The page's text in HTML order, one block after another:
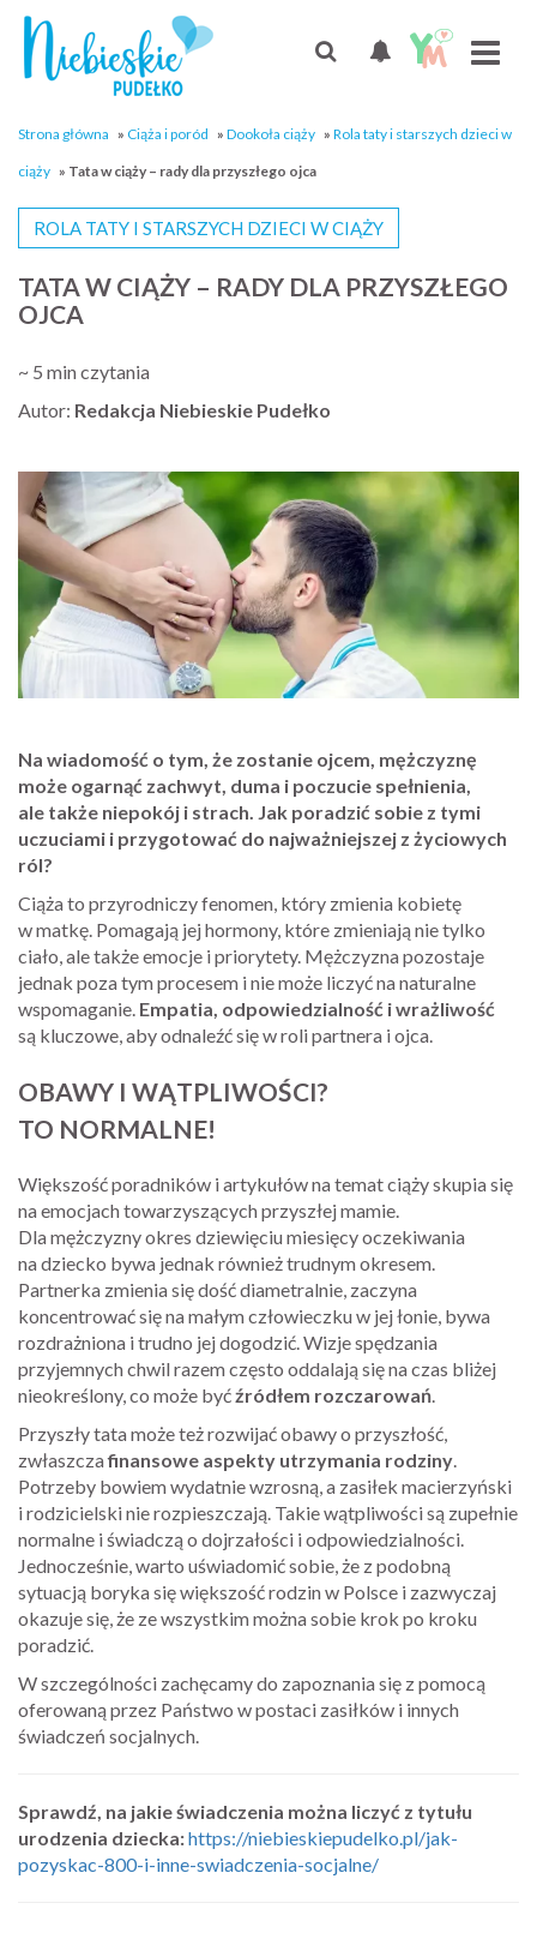
Strona główna » Ciąża i poród » Dookoła ciąży » Rola taty i starszych dzieci w
ciąży » Tata w ciąży – rady dla przyszłego ojca
TATA W CIĄŻY – RADY DLA PRZYSZŁEGO
OJCA
ROLA TATY I STARSZYCH DZIECI W CIĄŻY
~ 5 min czytania
Autor: Redakcja Niebieskie Pudełko
Na wiadomość o tym, że zostanie ojcem, mężczyznę
może ogarnąć zachwyt, duma i poczucie spełnienia,
ale także niepokój i strach. Jak poradzić sobie z tymi
uczuciami i przygotować do najważniejszej z życiowych
ról?
Ciąża to przyrodniczy fenomen, który zmienia kobietę
w matkę. Pomagają jej hormony, które zmieniają nie tylko
ciało, ale także emocje i priorytety. Mężczyzna pozostaje
jednak poza tym procesem i nie może liczyć na naturalne
wspomaganie. Empatia, odpowiedzialność i wrażliwość
są kluczowe, aby odnaleźć się w roli partnera i ojca.
OBAWY I WĄTPLIWOŚCI?
TO NORMALNE!
Większość poradników i artykułów na temat ciąży skupia się
na emocjach towarzyszących przyszłej mamie.
Dla mężczyzny okres dziewięciu miesięcy oczekiwania
na dziecko bywa jednak również trudnym okresem.
Partnerka zmienia się dość diametralnie, zaczyna
koncentrować się na małym człowieczku w jej łonie, bywa
rozdrażniona i trudno jej dogodzić. Wizje spędzania
przyjemnych chwil razem często oddalają się na czas bliżej
nieokreślony, co może byćźródłem rozczarowań.
Przyszły tata może też rozwijać obawy o przyszłość,
zwłaszczafinansowe aspekty utrzymania rodziny.
Potrzeby bowiem wydatnie wzrosną, a zasiłek macierzyński
i rodzicielski nie rozpieszczają. Takie wątpliwości są zupełnie
normalne i świadczą o dojrzałości i odpowiedzialności.
Jednocześnie, warto uświadomić sobie, że z podobną
sytuacją boryka się większość rodzin w Polsce i zazwyczaj
okazuje się, że ze wszystkim można sobie krok po kroku
poradzić.
W szczególności zachęcamy do zapoznania się z pomocą
oferowaną przez Państwo w postaci zasiłków i innych
świadczeń socjalnych.
Sprawdź, na jakie świadczenia można liczyć z tytułu
urodzenia dziecka:https://niebieskiepudelko.pl/jak-
pozyskac-800-i-inne-swiadczenia-socjalne/